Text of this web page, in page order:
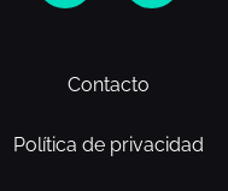
Contacto
Política de privacidad